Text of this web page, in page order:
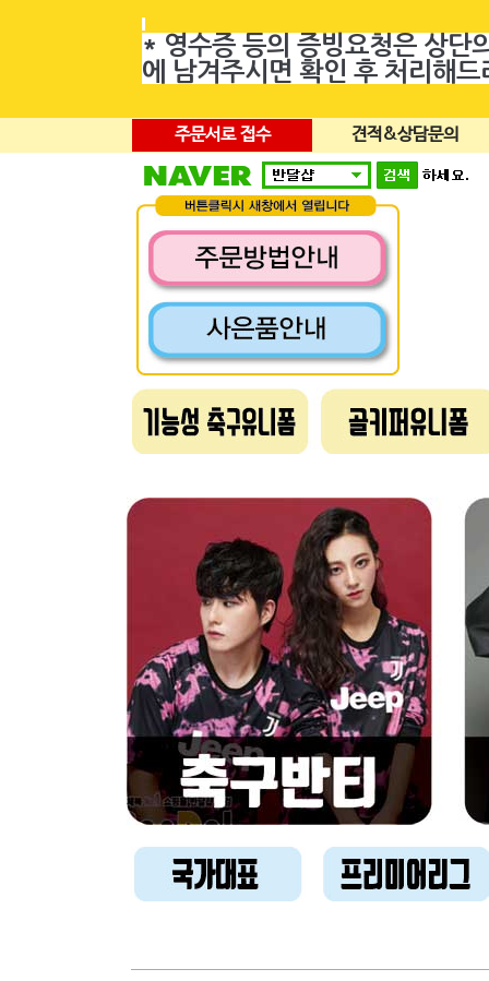
* 영수증 등의 증빙요청은 상단
에 남겨주시면 확인 후 처리해드
주문서로 접수 견적&상담문의